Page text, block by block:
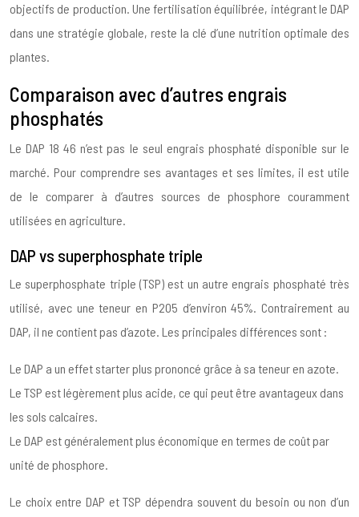
objectifs de production. Une fertilisation équilibrée, intégrant le DAP
dans une stratégie globale, reste la clé d’une nutrition optimale des
plantes.
Comparaison avec d’autres engrais
phosphatés
Le DAP 18 46 n’est pas le seul engrais phosphaté disponible sur le
marché. Pour comprendre ses avantages et ses limites, il est utile
de le comparer à d’autres sources de phosphore couramment
utilisées en agriculture.
DAP vs superphosphate triple
Le superphosphate triple (TSP) est un autre engrais phosphaté très
utilisé, avec une teneur en P2O5 d’environ 45%. Contrairement au
DAP, il ne contient pas d’azote. Les principales différences sont :
Le DAP a un effet starter plus prononcé grâce à sa teneur en azote.
Le TSP est légèrement plus acide, ce qui peut être avantageux dans
les sols calcaires.
Le DAP est généralement plus économique en termes de coût par
unité de phosphore.
Le choix entre DAP et TSP dépendra souvent du besoin ou non d’un